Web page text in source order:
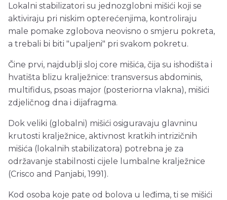
Lokalni stabilizatori su jednozglobni mišići koji se
aktiviraju pri niskim opterećenjima, kontroliraju
male pomake zglobova neovisno o smjeru pokreta,
a trebali bi biti "upaljeni" pri svakom pokretu.
Čine prvi, najdublji sloj core mišića, čija su ishodišta i
hvatišta blizu kralježnice: transversus abdominis,
multifidus, psoas major (posteriorna vlakna), mišići
zdjeličnog dna i dijafragma.
Dok veliki (globalni) mišići osiguravaju glavninu
krutosti kralježnice, aktivnost kratkih intrizičnih
mišića (lokalnih stabilizatora) potrebna je za
održavanje stabilnosti cijele lumbalne kralježnice
(Crisco and Panjabi, 1991).
Kod osoba koje pate od bolova u leđima, ti se mišići